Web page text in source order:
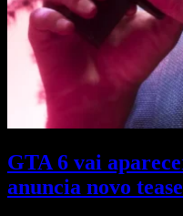
GTA 6 vai
anuncia novo